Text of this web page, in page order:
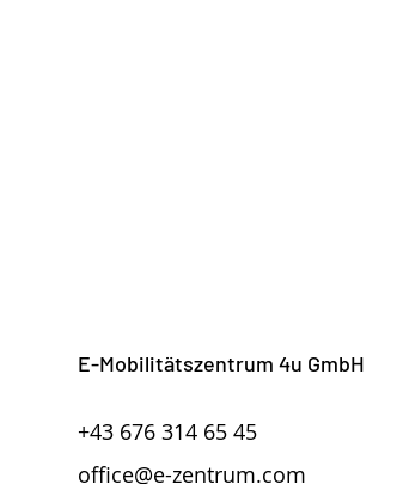
E-Mobilitätszentrum 4u GmbH
+43 676 314 65 45
office@e-zentrum.com